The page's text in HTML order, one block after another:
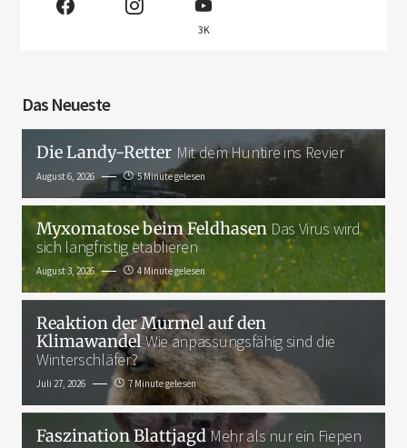
3K
Das Neueste
Die Landy-Retter Mit dem Huntire ins Revier
August 6, 2026 5 Minute gelesen
Myxomatose beim Feldhasen Das Virus wird
sich langfristig etablieren
August 3, 2026 4 Minute gelesen
Reaktion der Murmel auf den
KlimawandelWie anpassungsfähig sind die
Winterschläfer?
Juli 27, 2026 7 Minute gelesen
Faszination BlattjagdMehr als nur ein Fiepen